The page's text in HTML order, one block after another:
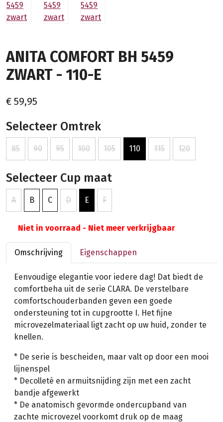
ANITA COMFORT BH 5459
ZWART - 110-E
€ 59,95
Selecteer Omtrek
85 90 95 100 105 110 115 120
Selecteer Cup maat
A B C D E F
Niet in voorraad - Niet meer verkrijgbaar
Omschrijving Eigenschappen
Eenvoudige elegantie voor iedere dag! Dat biedt de
comfortbeha uit de serie CLARA. De verstelbare
comfortschouderbanden geven een goede
ondersteuning tot in cupgrootte I. Het fijne
microvezelmateriaal ligt zacht op uw huid, zonder te
knellen.
* De serie is bescheiden, maar valt op door een mooi
lijnenspel
* Decolleté en armuitsnijding zijn met een zacht
bandje afgewerkt
* De anatomisch gevormde ondercupband van
zachte microvezel voorkomt druk op de maag